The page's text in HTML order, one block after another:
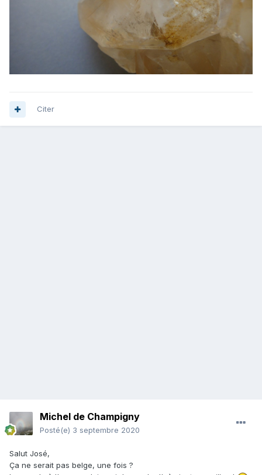
Citer
Michel de Champigny
Posté(e) 3 septembre 2020
Salut José,
Ça ne serait pas belge, une fois ?